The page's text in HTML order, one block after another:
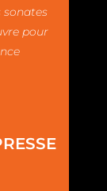
sonates
pour